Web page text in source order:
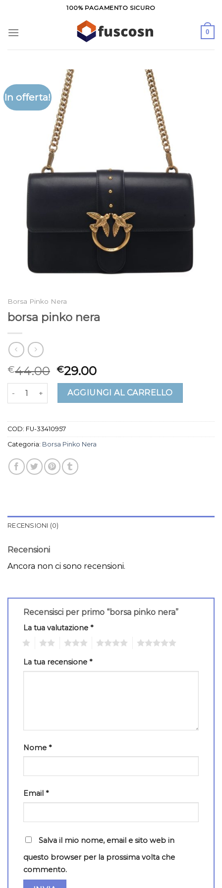
contenuti
100% PAGAMENTO SICURO
0
In offerta!
Borsa Pinko Nera
borsa pinko nera
€44.00 €29.00
borsa pinko nera quantitàAGGIUNGI AL CARRELLO
COD: FU-33410957
Categoria: Borsa Pinko Nera
RECENSIONI (0)
Recensioni
Ancora non ci sono recensioni.
Recensisci per primo “borsa pinko nera”
La tua valutazione *
La tua recensione *
Nome *
Email *
Salva il mio nome, email e sito web in
questo browser per la prossima volta che
commento.